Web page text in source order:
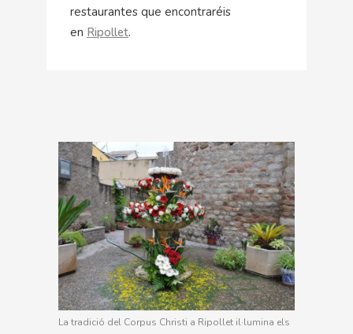
restaurantes que encontraréis
en Ripollet.
La tradició del Corpus Christi a Ripollet il·lumina els